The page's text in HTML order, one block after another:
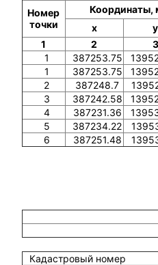
Номер
точки
Координаты,
x
y
1
2 3
1
387253.75
1
387253.75
2
387248.7
3
387242.58
4
387231.36
5
387234.22
6
387251.48
Кадастровый номер